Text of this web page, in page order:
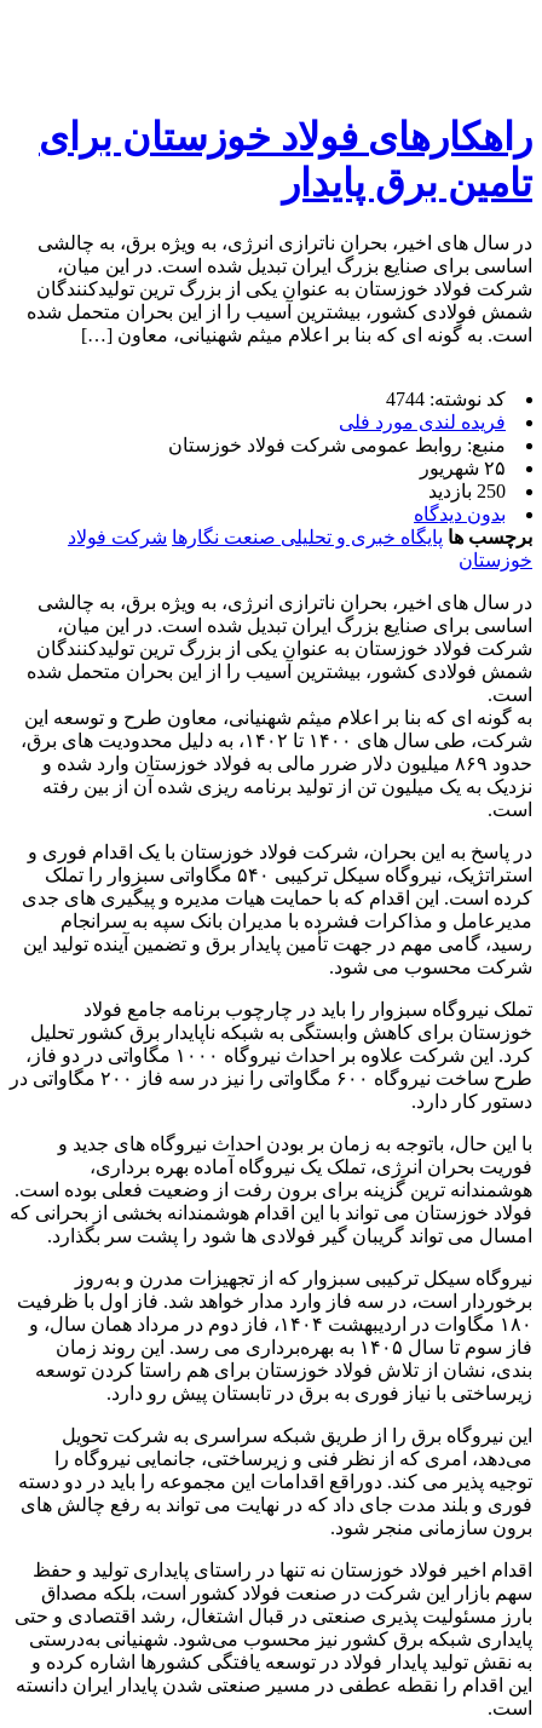
راهکار‌های فولاد خوزستان برای
تامین برق پایدار
در سال‌ های اخیر، بحران ناترازی انرژی، به‌ ویژه برق، به چالشی
اساسی برای صنایع بزرگ ایران تبدیل شده است. در این میان،
شرکت فولاد خوزستان به عنوان یکی از بزرگ ‌ترین تولیدکنندگان
شمش فولادی کشور، بیشترین آسیب را از این بحران متحمل شده
است. به ‌گونه ‌ای که بنا بر اعلام میثم شهنیانی، معاون […]
کد نوشته: 4744
فریده لندی مورد فلی
منبع: روابط عمومی شرکت فولاد خوزستان
۲۵ شهریور
250 بازدید
بدون دیدگاه
برچسب ها پایگاه خبری و تحلیلی صنعت نگارها شرکت فولاد
خوزستان
در سال‌ های اخیر، بحران ناترازی انرژی، به‌ ویژه برق، به چالشی
اساسی برای صنایع بزرگ ایران تبدیل شده است. در این میان،
شرکت فولاد خوزستان به عنوان یکی از بزرگ ‌ترین تولیدکنندگان
شمش فولادی کشور، بیشترین آسیب را از این بحران متحمل شده
است.
به ‌گونه ‌ای که بنا بر اعلام میثم شهنیانی، معاون طرح و توسعه این
شرکت، طی سال ‌های ۱۴۰۰ تا ۱۴۰۲، به دلیل محدودیت‌ های برق،
حدود ۸۶۹ میلیون دلار ضرر مالی به فولاد خوزستان وارد شده و
نزدیک به یک میلیون تن از تولید برنامه ‌ریزی‌ شده آن از بین رفته
است.
در پاسخ به این بحران، شرکت فولاد خوزستان با یک اقدام فوری و
استراتژیک، نیروگاه سیکل ترکیبی ۵۴۰ مگاواتی سبزوار را تملک
کرده است. این اقدام که با حمایت هیات ‌مدیره و پیگیری‌ های جدی
مدیرعامل و مذاکرات فشرده با مدیران بانک سپه به سرانجام
رسید، گامی مهم در جهت تأمین پایدار برق و تضمین آینده‌ تولید این
شرکت محسوب می ‌شود.
تملک نیروگاه سبزوار را باید در چارچوب برنامه‌ جامع فولاد
خوزستان برای کاهش وابستگی به شبکه ناپایدار برق کشور تحلیل
کرد. این شرکت علاوه بر احداث نیروگاه ۱۰۰۰ مگاواتی در دو فاز،
طرح ساخت نیروگاه ۶۰۰ مگاواتی را نیز در سه فاز ۲۰۰ مگاواتی در
دستور کار دارد.
با این حال، باتوجه ‌به زمان ‌بر بودن احداث نیروگاه‌ های جدید و
فوریت بحران انرژی، تملک یک نیروگاه آماده بهره ‌برداری،
هوشمندانه ‌ترین گزینه برای برون ‌رفت از وضعیت فعلی بوده است.
فولاد خوزستان می تواند با این اقدام هوشمندانه بخشی از بحرانی که
امسال می تواند گریبان گیر فولادی ها شود را پشت سر بگذارد.
نیروگاه سیکل ترکیبی سبزوار که از تجهیزات مدرن و به‌روز
برخوردار است، در سه فاز وارد مدار خواهد شد. فاز اول با ظرفیت
۱۸۰ مگاوات در اردیبهشت ۱۴۰۴، فاز دوم در مرداد همان سال، و
فاز سوم تا سال ۱۴۰۵ به بهره‌برداری می ‌رسد. این روند زمان
‌بندی، نشان از تلاش فولاد خوزستان برای هم ‌راستا کردن توسعه‌
زیرساختی با نیاز فوری به برق در تابستان پیش رو دارد.
این نیروگاه برق را از طریق شبکه‌ سراسری به شرکت تحویل
می‌دهد، امری که از نظر فنی و زیرساختی، جانمایی نیروگاه را
توجیه‌ پذیر می ‌کند. دوراقع اقدامات این مجموعه را باید در دو دسته
فوری و بلند مدت جای داد که در نهایت می تواند به رفع چالش های
برون سازمانی منجر شود.
اقدام اخیر فولاد خوزستان نه‌ تنها در راستای پایداری تولید و حفظ
سهم بازار این شرکت در صنعت فولاد کشور است، بلکه مصداق
بارز مسئولیت ‌پذیری صنعتی در قبال اشتغال، رشد اقتصادی و حتی
پایداری شبکه برق کشور نیز محسوب می‌شود. شهنیانی به‌درستی
به نقش تولید پایدار فولاد در توسعه ‌یافتگی کشورها اشاره کرده و
این اقدام را نقطه‌ عطفی در مسیر صنعتی شدن پایدار ایران دانسته
است.